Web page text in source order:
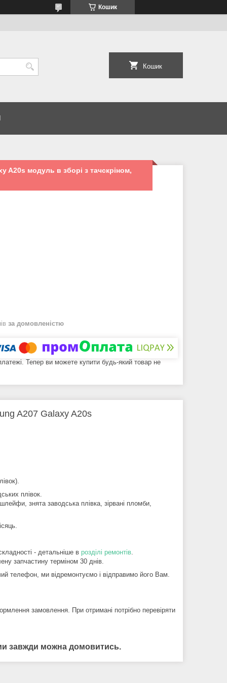
Кошик
Кошик
A20s модуль в зборі з тачскріном,
за домовленістю
Тепер ви можете купити будь-який товар не
A207 Galaxy A20s
плівок.
знята заводська плівка, зірвані пломби,
- детальніше в розділі ремонтів.
запчастину терміном 30 днів.
телефон, ми відремонтуємо і відправимо його Вам.
замовлення. При отримані потрібно перевіряти
завжди можна домовитись.